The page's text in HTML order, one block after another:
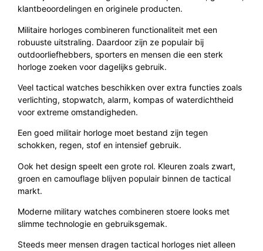
klantbeoordelingen en originele producten.
Militaire horloges combineren functionaliteit met een
robuuste uitstraling. Daardoor zijn ze populair bij
outdoorliefhebbers, sporters en mensen die een sterk
horloge zoeken voor dagelijks gebruik.
Veel tactical watches beschikken over extra functies zoals
verlichting, stopwatch, alarm, kompas of waterdichtheid
voor extreme omstandigheden.
Een goed militair horloge moet bestand zijn tegen
schokken, regen, stof en intensief gebruik.
Ook het design speelt een grote rol. Kleuren zoals zwart,
groen en camouflage blijven populair binnen de tactical
markt.
Moderne military watches combineren stoere looks met
slimme technologie en gebruiksgemak.
Steeds meer mensen dragen tactical horloges niet alleen